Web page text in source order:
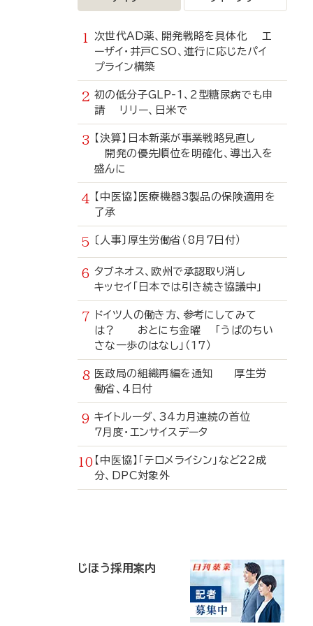
次世代AD薬、開発戦略を具体化 エ
ーザイ・井戸CSO、進行に応じたパイ
プライン構築
初の低分子GLP-1、2型糖尿病でも申
請 リリー、日米で
【決算】日本新薬が事業戦略見直し
開発の優先順位を明確化、導出入を
盛んに
【中医協】医療機器3製品の保険適用を
了承
〔人事〕厚生労働省（8月7日付）
タブネオス、欧州で承認取り消し
キッセイ「日本では引き続き協議中」
ドイツ人の働き方、参考にしてみて
は？ おとにち金曜 「うぱのちい
さな一歩のはなし」（17）
医政局の組織再編を通知 厚生労
働省、4日付
キイトルーダ、34カ月連続の首位
7月度・エンサイスデータ
【中医協】「テロメライシン」など22成
分、DPC対象外
じほう採用案内